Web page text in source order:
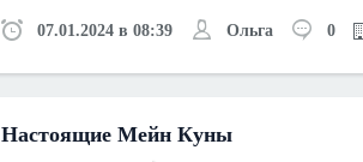
07.01.2024 в 08:39 Ольга 0
Настоящие Мейн Куны